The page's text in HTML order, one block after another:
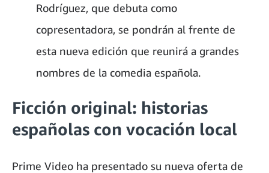
Rodríguez, que debuta como
copresentadora, se pondrán al frente de
esta nueva edición que reunirá a grandes
nombres de la comedia española.
Ficción original: historias
españolas con vocación local
Prime Video ha presentado su nueva oferta de